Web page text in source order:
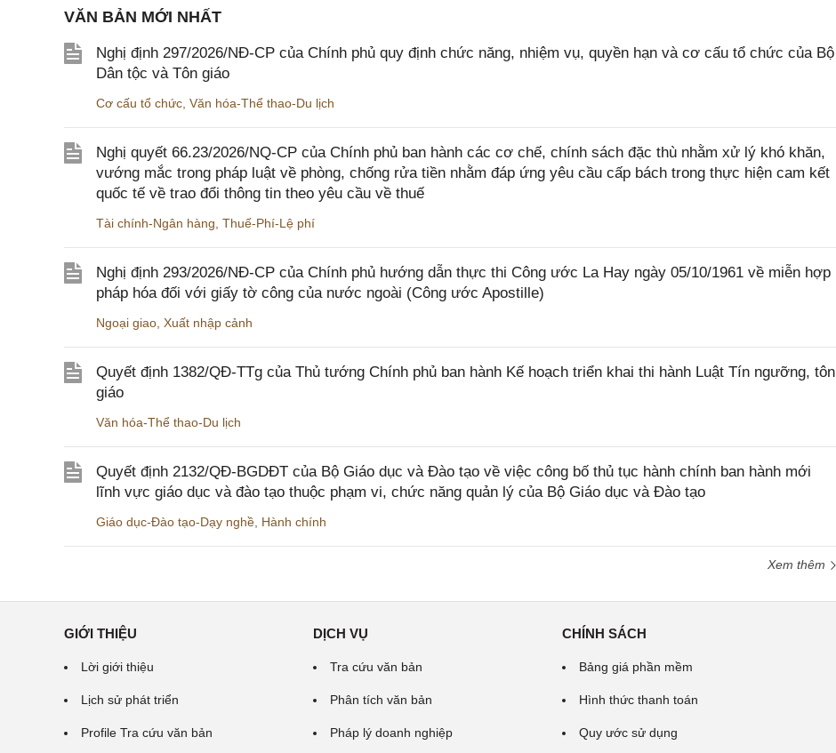
VĂN BẢN MỚI NHẤT
Nghị định 297/2026/NĐ-CP của Chính phủ quy định chức năng, nhiệm vụ, quyền hạn và cơ cấu tổ chức của Bộ
Dân tộc và Tôn giáo
Cơ cấu tổ chức Văn hóa-Thể thao-Du lịch
Nghị quyết 66.23/2026/NQ-CP của Chính phủ ban hành các cơ chế, chính sách đặc thù nhằm xử lý khó khăn,
vướng mắc trong pháp luật về phòng, chống rửa tiền nhằm đáp ứng yêu cầu cấp bách trong thực hiện cam kết
quốc tế về trao đổi thông tin theo yêu cầu về thuế
Tài chính-Ngân hàng Thuế-Phí-Lệ phí
Nghị định 293/2026/NĐ-CP của Chính phủ hướng dẫn thực thi Công ước La Hay ngày 05/10/1961 về miễn hợp
pháp hóa đối với giấy tờ công của nước ngoài (Công ước Apostille)
Ngoại giao Xuất nhập cảnh
Quyết định 1382/QĐ-TTg của Thủ tướng Chính phủ ban hành Kế hoạch triển khai thi hành Luật Tín ngưỡng, tôn
giáo
Văn hóa-Thể thao-Du lịch
Quyết định 2132/QĐ-BGDĐT của Bộ Giáo dục và Đào tạo về việc công bố thủ tục hành chính ban hành mới
lĩnh vực giáo dục và đào tạo thuộc phạm vi, chức năng quản lý của Bộ Giáo dục và Đào tạo
Giáo dục-Đào tạo-Dạy nghề Hành chính
Xem thêm
GIỚI THIỆU
Lời giới thiệu
Lịch sử phát triển
Profile Tra cứu văn bản
DỊCH VỤ
Tra cứu văn bản
Phân tích văn bản
Pháp lý doanh nghiệp
CHÍNH SÁCH
Bảng giá phần mềm
Hình thức thanh toán
Quy ước sử dụng